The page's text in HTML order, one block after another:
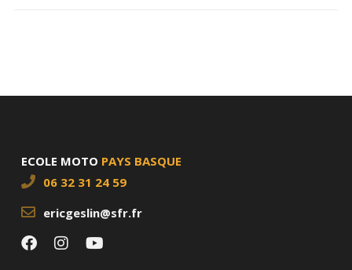
ECOLE MOTO PAYS BASQUE
06 32 31 24 59
ericgeslin@sfr.fr